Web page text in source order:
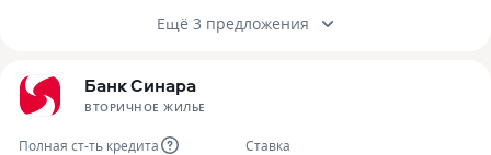
Ещё 3 предложения
Банк Синара
ВТОРИЧНОЕ ЖИЛЬЕ
Полная ст-ть кредита Ставка